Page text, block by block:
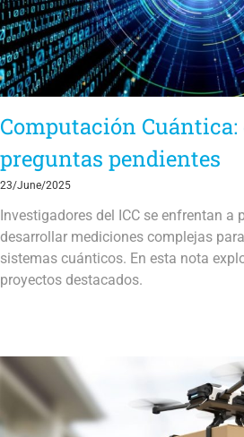
Computación Cuántica:
preguntas pendientes
23/June/2025
Investigadores del ICC se enfrentan a
desarrollar mediciones complejas
sistemas cuánticos. En esta nota
proyectos destacados.